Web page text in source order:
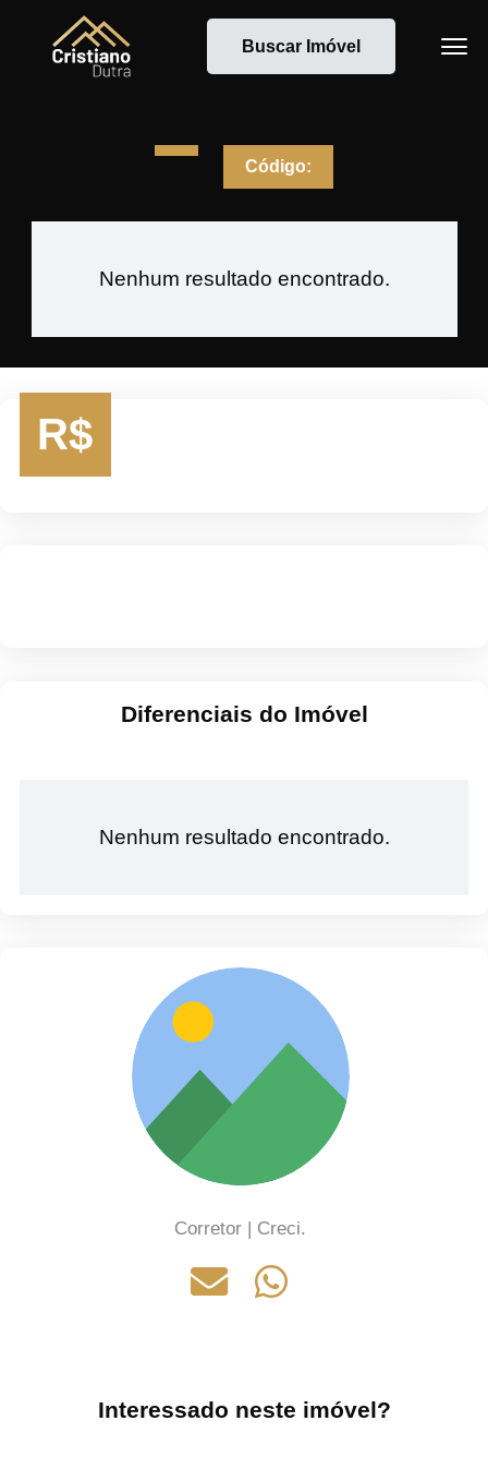
Buscar Imóvel
Código:
Nenhum resultado encontrado.
R$
Diferenciais do Imóvel
Nenhum resultado encontrado.
Corretor | Creci.
Interessado neste imóvel?